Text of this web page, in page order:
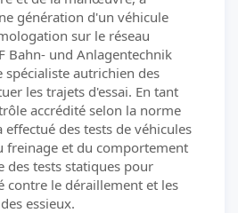
génération d'un véhicule
sur le réseau
Bahn- und Anlagentechnik
spécialiste autrichien des
les trajets d'essai. En tant
accrédité selon la norme
effectué des tests de véhicules
freinage et du comportement
des tests statiques pour
contre le déraillement et les
essieux.